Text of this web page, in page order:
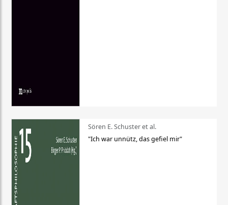
Sören E. Schuster et al.
"Ich war unnütz, das gefiel mir"